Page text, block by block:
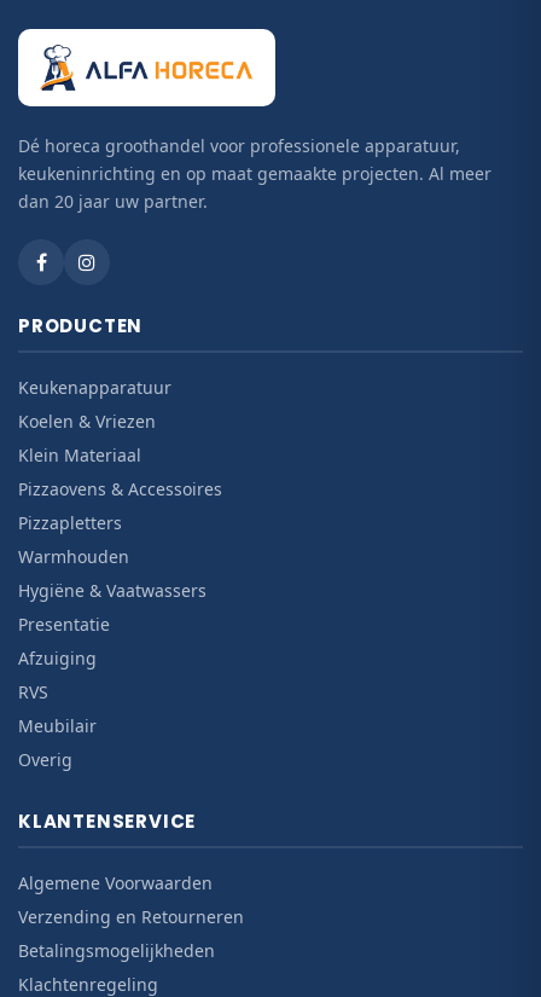
Dé horeca groothandel voor professionele apparatuur,
keukeninrichting en op maat gemaakte projecten. Al meer
dan 20 jaar uw partner.
PRODUCTEN
Keukenapparatuur
Koelen & Vriezen
Klein Materiaal
Pizzaovens & Accessoires
Pizzapletters
Warmhouden
Hygiëne & Vaatwassers
Presentatie
Afzuiging
RVS
Meubilair
Overig
KLANTENSERVICE
Algemene Voorwaarden
Verzending en Retourneren
Betalingsmogelijkheden
Klachtenregeling